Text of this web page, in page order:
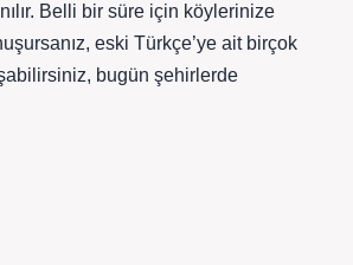
Belli bir süre için köylerinize
eski Türkçe’ye ait birçok
bugün şehirlerde